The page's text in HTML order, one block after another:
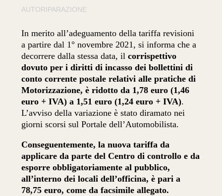
AUTORIPARAZIONE
In merito all’adeguamento della tariffa revisioni
a partire dal 1° novembre 2021, si informa che a
decorrere dalla stessa data, ilcorrispettivo
dovuto per i diritti di incasso dei bollettini di
conto corrente postale relativi alle pratiche di
Motorizzazione, è ridotto da 1,78 euro (1,46
euro + IVA) a 1,51 euro (1,24 euro + IVA).
L’avviso della variazione è stato diramato nei
giorni scorsi sul Portale dell’Automobilista.
Conseguentemente, la nuova tariffa da
applicare da parte del Centro di controllo e da
esporre obbligatoriamente al pubblico,
all’interno dei locali dell’officina, è pari a
78,75 euro, come da facsimile allegato.